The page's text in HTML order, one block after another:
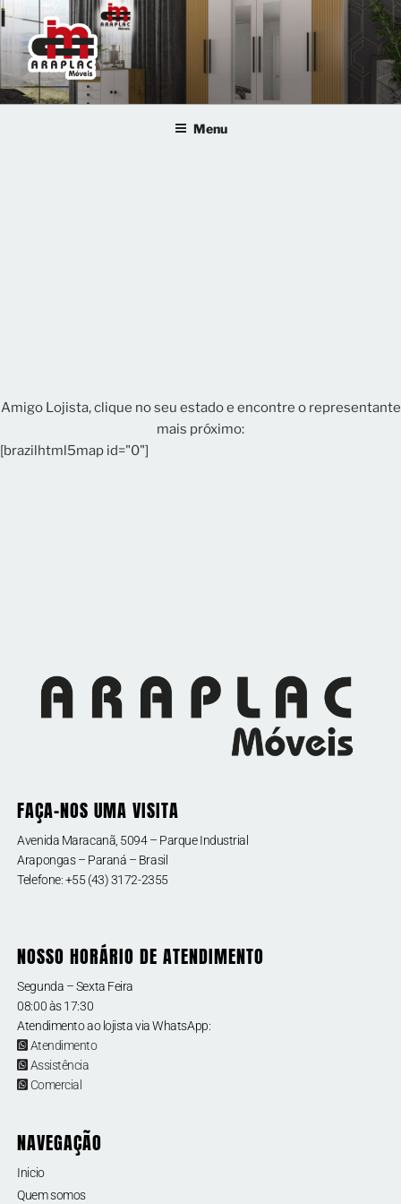
ARAPLAC MÓVEIS
Menu
Amigo Lojista, clique no seu estado e encontre o representante
mais próximo:
[brazilhtml5map id="0"]
FAÇA-NOS UMA VISITA
Avenida Maracanã, 5094 – Parque Industrial
Arapongas – Paraná – Brasil
Telefone: +55 (43) 3172-2355
NOSSO HORÁRIO DE ATENDIMENTO
Segunda – Sexta Feira
08:00 às 17:30
Atendimento ao lojista via WhatsApp:
Atendimento
Assistência
Comercial
NAVEGAÇÃO
Inicio
Quem somos